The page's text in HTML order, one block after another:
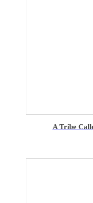
A Tribe